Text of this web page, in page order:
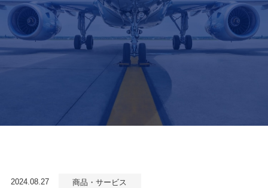
2024.08.27 商品・サービス